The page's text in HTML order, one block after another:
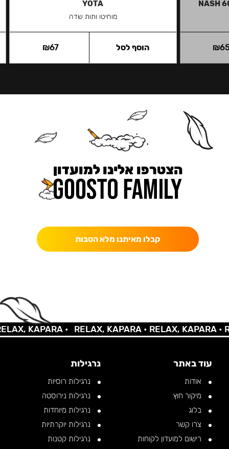
NASH
₪
YOTA
מוחיטו ותות שדה
₪67 הוסף לסל
הצטרפו אלינו למועדון
קבלו מאיתנו מלא הטבות
KAPARA • RELAX, KAPARA •RELAX, KAPARA •
עוד באתר
אודות
מיקור חוץ
בלוג
צרו קשר
רישום למועדון לקוחות
נרגילות
נרגילות רוסיות
נרגילות נירוסטה
נרגילות מיוחדות
נרגילות יוקרתיות
נרגילות קטנות